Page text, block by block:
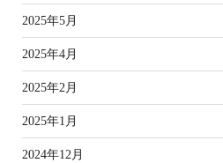
2025年5月
2025年4月
2025年2月
2025年1月
2024年12月